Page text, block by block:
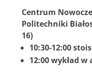
Centrum
Politechniki
16)
10:30-12:00
12:00 wykład w